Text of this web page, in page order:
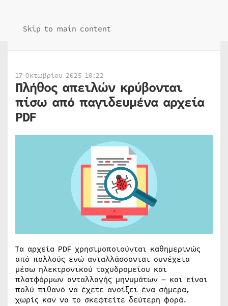
Skip to main content
17 Οκτωβρίου 2025 10:22
Πλήθος απειλών κρύβονται
πίσω από παγιδευμένα αρχεία
PDF
Τα αρχεία PDF χρησιμοποιούνται καθημερινώς
από πολλούς ενώ ανταλλάσσονται συνέχεια
μέσω ηλεκτρονικού ταχυδρομείου και
πλατφόρμων ανταλλαγής μηνυμάτων – και είναι
πολύ πιθανό να έχετε ανοίξει ένα σήμερα,
χωρίς καν να το σκεφτείτε δεύτερη φορά.